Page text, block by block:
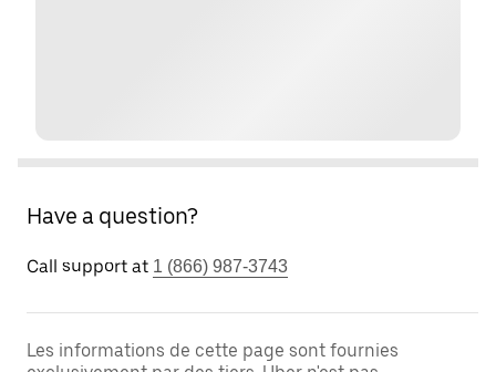
Have a question?
Call support at 1 (866) 987-3743
Les informations de cette page sont fournies